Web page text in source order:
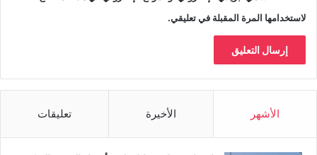
لاستخدامها المرة المقبلة في تعليقي.
الأشهر الأخيرة تعليقات